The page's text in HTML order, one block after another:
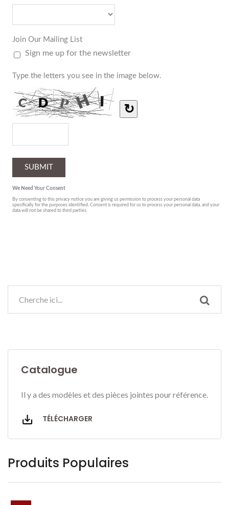
Catalogue
Il y a des modèles et des pièces jointes pour référence.
TÉLÉCHARGER
Produits Populaires